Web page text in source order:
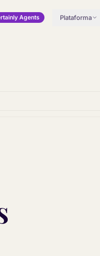
Agents Plataforma